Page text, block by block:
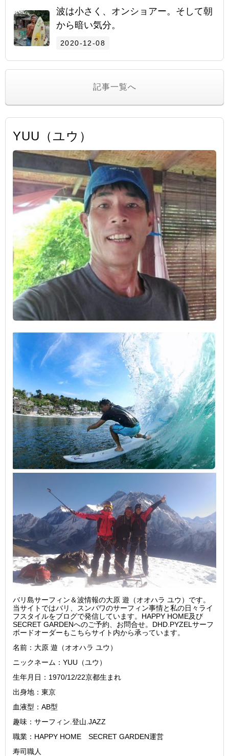
波は小さく、オンショアー。そして朝
から暗い気分。
2020-12-08
記事一覧へ
YUU（ユウ）
バリ島サーフィン＆波情報の大原 遊（オオハラ ユウ）です。
当サイトではバリ、スンバワのサーフィン事情と私の日々ライ
フスタイルをブログで発信しています。HAPPY HOME及び
SECRET GARDENへのご予約、お問合せ。DHD.PYZELサーフ
ボードオーダーもこちらサイト内から承っています。
名前：大原 遊（オオハラ ユウ）
ニックネーム：YUU（ユウ）
生年月日：1970/12/22京都生まれ
出身地：東京
血液型：AB型
趣味：サーフィン.登山.JAZZ
職業：HAPPY HOME SECRET GARDEN運営
寿司職人